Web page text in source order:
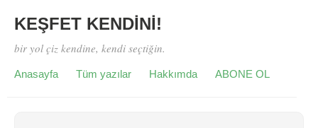
KEŞFET KENDİNİ!
bir yol çiz kendine, kendi seçtiğin.
Anasayfa Tüm yazılar Hakkımda ABONE OL